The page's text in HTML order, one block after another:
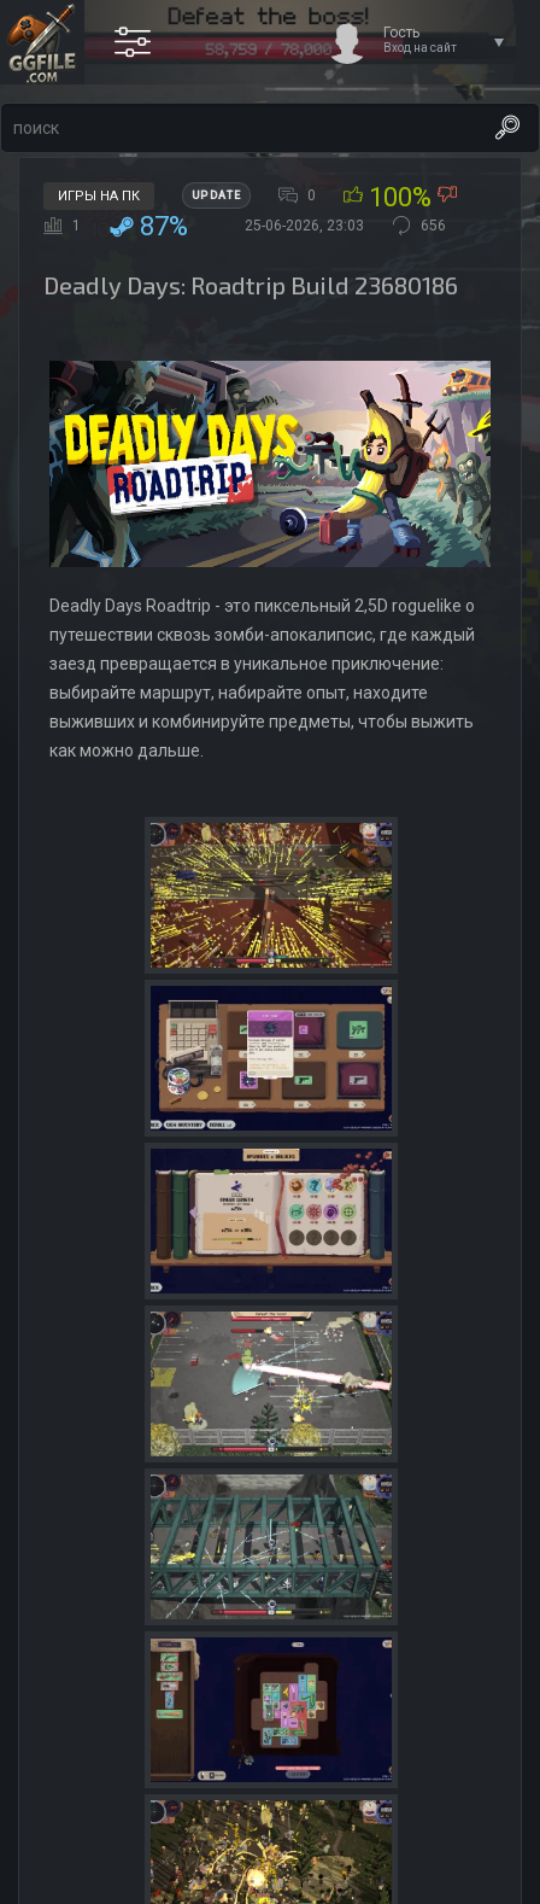
Гость
Вход на сайт
ИГРЫ НА ПК UPDATE 0 100%
1 87% 25-06-2026, 23:03 656
Deadly Days: Roadtrip Build 23680186
Deadly Days Roadtrip - это пиксельный 2,5D roguelike о
путешествии сквозь зомби-апокалипсис, где каждый
заезд превращается в уникальное приключение:
выбирайте маршрут, набирайте опыт, находите
выживших и комбинируйте предметы, чтобы выжить
как можно дальше.